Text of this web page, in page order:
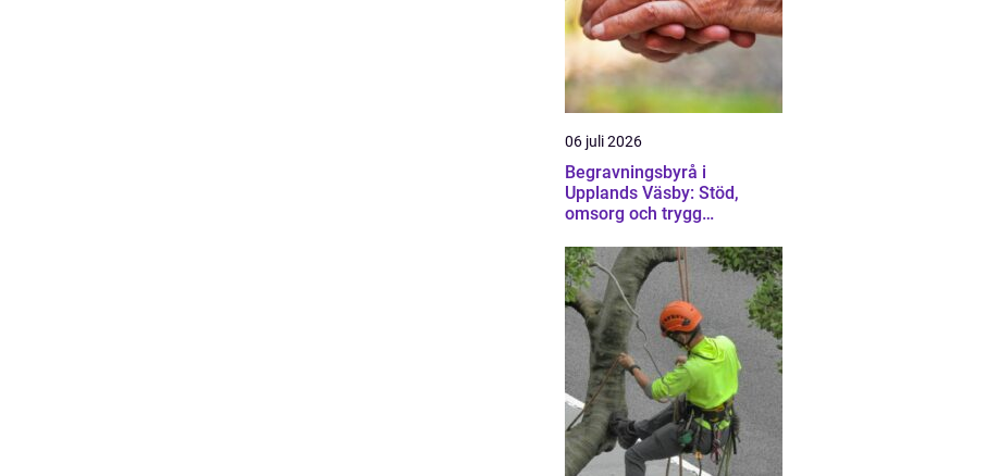
06 juli 2026
Begravningsbyrå i
Upplands Väsby: Stöd,
omsorg och trygg